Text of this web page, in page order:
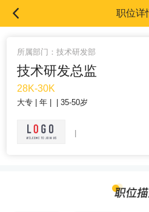
职位详
所属部门：技术研发部
技术研发总监
28K-30K
大专 年 35-50岁